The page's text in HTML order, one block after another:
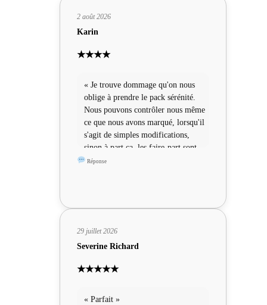
2 août 2026
Karin
★★★★
« Je trouve dommage qu'on nous
oblige à prendre le pack sérénité.
Nous pouvons contrôler nous même
ce que nous avons marqué, lorsqu'il
s'agit de simples modifications,
sinon à part ça, les faire-part sont
sympas »
Réponse
29 juillet 2026
Severine Richard
★★★★★
« Parfait »